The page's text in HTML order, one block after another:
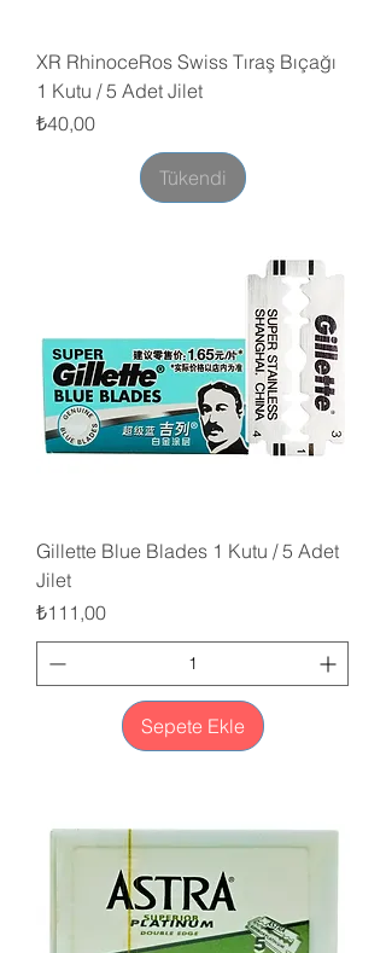
XR RhinoceRos Swiss Tıraş Bıçağı
1 Kutu / 5 Adet Jilet
Fiyat
₺40,00
Tükendi
Gillette Blue Blades 1 Kutu / 5 Adet
Jilet
Fiyat
₺111,00
Sepete Ekle